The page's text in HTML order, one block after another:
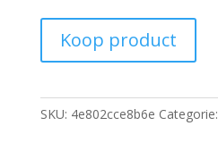
Koop product
SKU: 4e802cce8b6e Categorie: